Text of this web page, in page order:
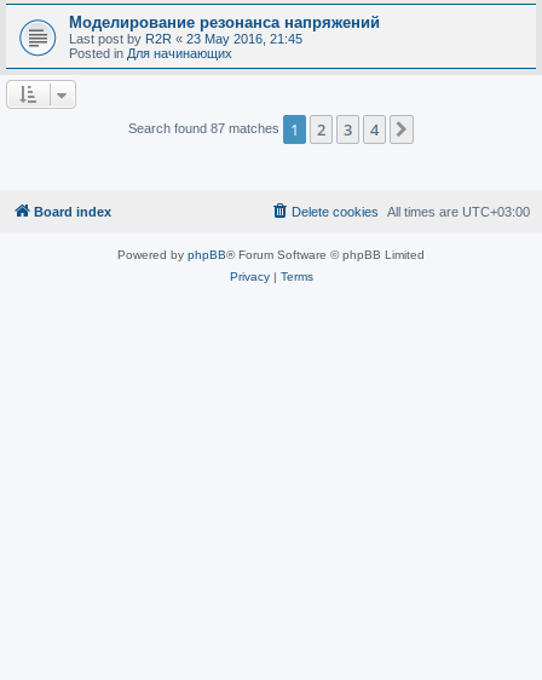
Моделирование резонанса напряжений
Last post by R2R « 23 May 2016, 21:45
Posted in Для начинающих
Search found 87 matches 1 2 3 4
Board index All times are UTC+03:00
Delete cookies
Powered by phpBB® Forum Software © phpBB Limited
Privacy| Terms